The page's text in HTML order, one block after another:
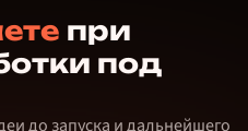
при
под
до запуска и дальнейшего